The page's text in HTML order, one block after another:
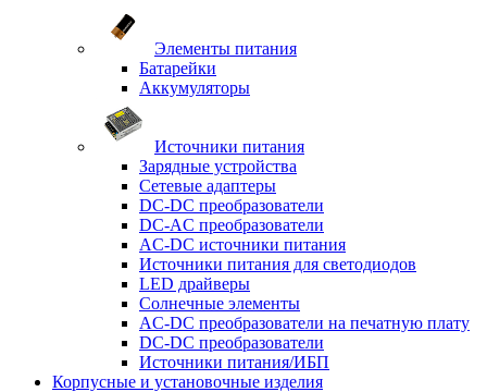
Элементы питания
Батарейки
Аккумуляторы
Источники питания
Зарядные устройства
Сетевые адаптеры
DC-DC преобразователи
DC-AC преобразователи
AC-DC источники питания
Источники питания для светодиодов
LED драйверы
Солнечные элементы
AC-DC преобразователи на печатную плату
DC-DC преобразователи
Источники питания/ИБП
Корпусные и установочные изделия